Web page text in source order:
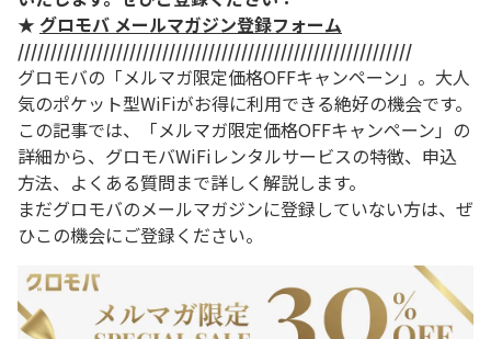
★ グロモバ メールマガジン登録フォーム
////////////////////////////////////////////////////////////
グロモバの「メルマガ限定価格OFFキャンペーン」。大人
気のポケット型WiFiがお得に利用できる絶好の機会です。
この記事では、「メルマガ限定価格OFFキャンペーン」の
詳細から、グロモバWiFiレンタルサービスの特徴、申込
方法、よくある質問まで詳しく解説します。
まだグロモバのメールマガジンに登録していない方は、ぜ
ひこの機会にご登録ください。